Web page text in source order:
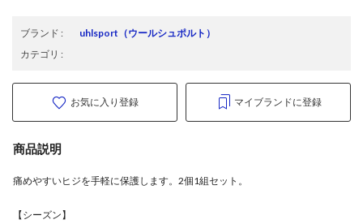
ブランド : uhlsport （ウールシュポルト）
カテゴリ :
お気に入り登録 マイブランドに登録
商品説明
痛めやすいヒジを手軽に保護します。2個1組セット。
【シーズン】